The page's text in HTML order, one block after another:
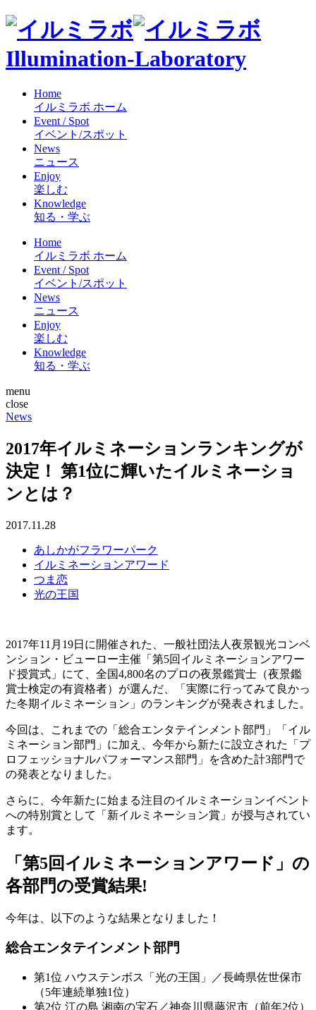
Illumination-Laboratory
Home
イルミラボ ホーム
Event / Spot
イベント/スポット
News
ニュース
Enjoy
楽しむ
Knowledge
知る・学ぶ
Home
イルミラボ ホーム
Event / Spot
イベント/スポット
News
ニュース
Enjoy
楽しむ
Knowledge
知る・学ぶ
menu
close
News
2017年イルミネーションランキングが
決定！ 第1位に輝いたイルミネーショ
ンとは？
2017.11.28
あしかがフラワーパーク
イルミネーションアワード
つま恋
光の王国
2017年11月19日に開催された、一般社団法人夜景観光コンベ
ンション・ビューロー主催「第5回イルミネーションアワー
ド授賞式」にて、全国4,800名のプロの夜景鑑賞士（夜景鑑
賞士検定の有資格者）が選んだ、「実際に行ってみて良かっ
た冬期イルミネーション」のランキングが発表されました。
今回は、これまでの「総合エンタテインメント部門」「イル
ミネーション部門」に加え、今年から新たに設立された「プ
ロフェッショナルパフォーマンス部門」を含めた計3部門で
の発表となりました。
さらに、今年新たに始まる注目のイルミネーションイベント
への特別賞として「新イルミネーション賞」が授与されてい
ます。
「第5回イルミネーションアワード」の
各部門の受賞結果!
今年は、以下のような結果となりました！
総合エンタテインメント部門
第1位 ハウステンボス「光の王国」／長崎県佐世保市
（5年連続単独1位）
第2位 江の島 湘南の宝石／神奈川県藤沢市（前年2位）